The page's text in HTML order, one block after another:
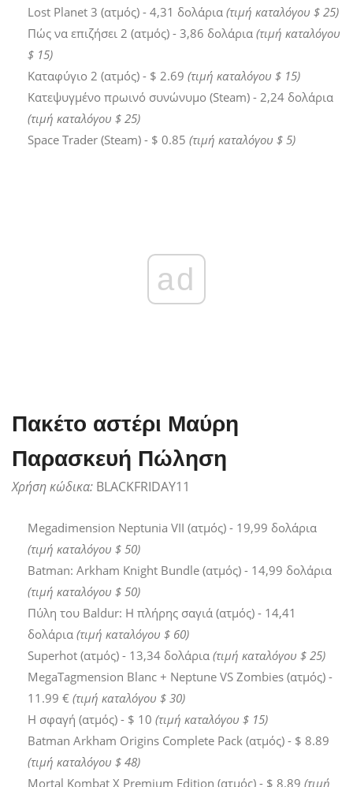
Lost Planet 3 (ατμός) - 4,31 δολάρια (τιμή καταλόγου $ 25)
Πώς να επιζήσει 2 (ατμός) - 3,86 δολάρια (τιμή καταλόγου
$ 15)
Καταφύγιο 2 (ατμός) - $ 2.69 (τιμή καταλόγου $ 15)
Κατεψυγμένο πρωινό συνώνυμο (Steam) - 2,24 δολάρια
(τιμή καταλόγου $ 25)
Space Trader (Steam) - $ 0.85 (τιμή καταλόγου $ 5)
ad
Πακέτο αστέρι Μαύρη
Παρασκευή Πώληση
Χρήση κώδικα: BLACKFRIDAY11
Megadimension Neptunia VII (ατμός) - 19,99 δολάρια
(τιμή καταλόγου $ 50)
Batman: Arkham Knight Bundle (ατμός) - 14,99 δολάρια
(τιμή καταλόγου $ 50)
Πύλη του Baldur: Η πλήρης σαγιά (ατμός) - 14,41
δολάρια (τιμή καταλόγου $ 60)
Superhot (ατμός) - 13,34 δολάρια (τιμή καταλόγου $ 25)
MegaTagmension Blanc + Neptune VS Zombies (ατμός) -
11.99 € (τιμή καταλόγου $ 30)
Η σφαγή (ατμός) - $ 10 (τιμή καταλόγου $ 15)
Batman Arkham Origins Complete Pack (ατμός) - $ 8.89
(τιμή καταλόγου $ 48)
Mortal Kombat X Premium Edition (ατμός) - $ 8.89 (τιμή